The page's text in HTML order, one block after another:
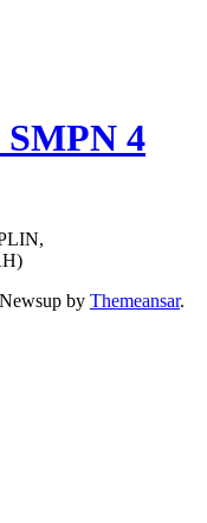
4
by Themeansar.